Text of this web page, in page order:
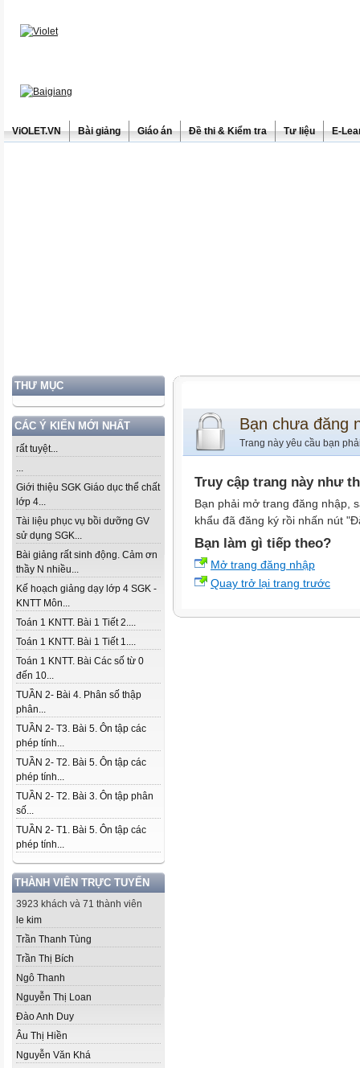
ViOLET.VN Bài giảng Giáo án Đề thi & Kiểm tra Tư liệu E-
THƯ MỤC
CÁC Ý KIẾN MỚI NHẤT
rất tuyệt...
...
Giới thiệu SGK Giáo dục thể chất
lớp 4...
Tài liệu phục vụ bồi dưỡng GV
sử dụng SGK...
Bài giảng rất sinh động. Cảm ơn
thầy N nhiều...
Kế hoạch giảng dạy lớp 4 SGK -
KNTT Môn...
Toán 1 KNTT. Bài 1 Tiết 2....
Toán 1 KNTT. Bài 1 Tiết 1....
Toán 1 KNTT. Bài Các số từ 0
đến 10...
TUẦN 2- Bài 4. Phân số thập
phân...
TUẦN 2- T3. Bài 5. Ôn tập các
phép tính...
TUẦN 2- T2. Bài 5. Ôn tập các
phép tính...
TUẦN 2- T2. Bài 3. Ôn tập phân
số...
TUẦN 2- T1. Bài 5. Ôn tập các
phép tính...
THÀNH VIÊN TRỰC TUYẾN
3923 khách và 71 thành viên
le kim
Trần Thanh Tùng
Trần Thị Bích
Ngô Thanh
Nguyễn Thị Loan
Đào Anh Duy
Âu Thị Hiền
Nguyễn Văn Khá
Bạn chưa đăng
Trang này yêu cầu bạn
Truy cập trang này như
Bạn phải mở trang đăng nhập,
khẩu đã đăng ký rồi nhấn nút
Bạn làm gì tiếp theo?
Mở trang đăng nhập
Quay trở lại trang trước